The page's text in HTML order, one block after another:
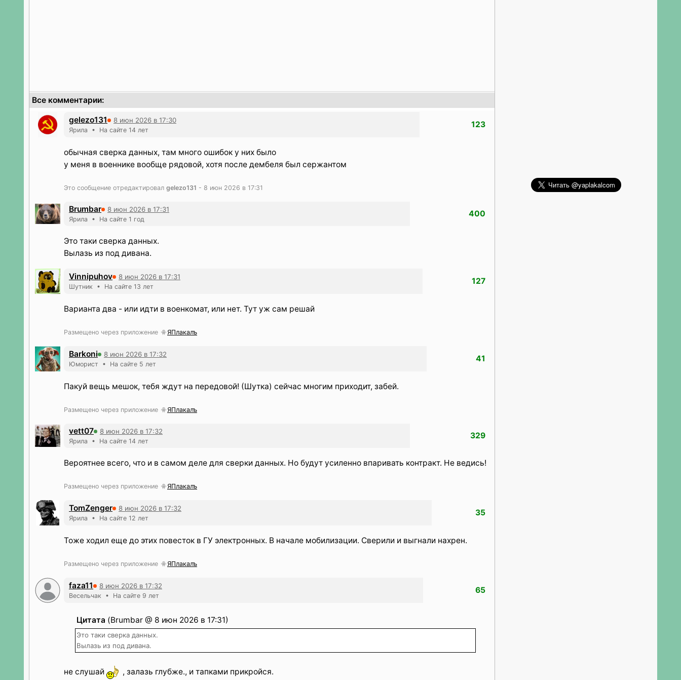
Все комментарии:
gelezo131 8 июн 2026 в 17:30
Ярила • На сайте 14 лет
123
обычная сверка данных, там много ошибок у них было
у меня в военнике вообще рядовой, хотя после дембеля был сержантом
Это сообщение отредактировал gelezo131 - 8 июн 2026 в 17:31
Brumbar 8 июн 2026 в 17:31
Ярила • На сайте 1 год
400
Это таки сверка данных.
Вылазь из под дивана.
Vinnipuhov 8 июн 2026 в 17:31
Шутник • На сайте 13 лет
127
Варианта два - или идти в военкомат, или нет. Тут уж сам решай
Размещено через приложение ЯПлакалъ
Barkoni 8 июн 2026 в 17:32
Юморист • На сайте 5 лет
41
Пакуй вещь мешок, тебя ждут на передовой! (Шутка) сейчас многим приходит, забей.
Размещено через приложение ЯПлакалъ
vett07 8 июн 2026 в 17:32
Ярила • На сайте 14 лет
329
Вероятнее всего, что и в самом деле для сверки данных. Но будут усиленно впаривать контракт. Не ведись!
Размещено через приложение ЯПлакалъ
TomZenger 8 июн 2026 в 17:32
Ярила • На сайте 12 лет
35
Тоже ходил еще до этих повесток в ГУ электронных. В начале мобилизации. Сверили и выгнали нахрен.
Размещено через приложение ЯПлакалъ
faza11 8 июн 2026 в 17:32
Весельчак • На сайте 9 лет
65
Цитата (Brumbar @ 8 июн 2026 в 17:31)
Это таки сверка данных.
Вылазь из под дивана.
не слушай , залазь глубже., и тапками прикройся.